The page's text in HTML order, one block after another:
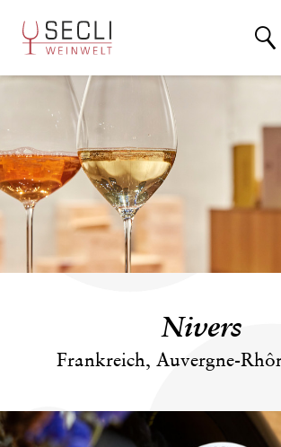
Nivers
Frankreich, Auvergne-
WEINE
CHAMPAGNER
& MEHR